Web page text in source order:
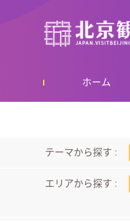
ホーム
テーマから探す :
エリアから探す :